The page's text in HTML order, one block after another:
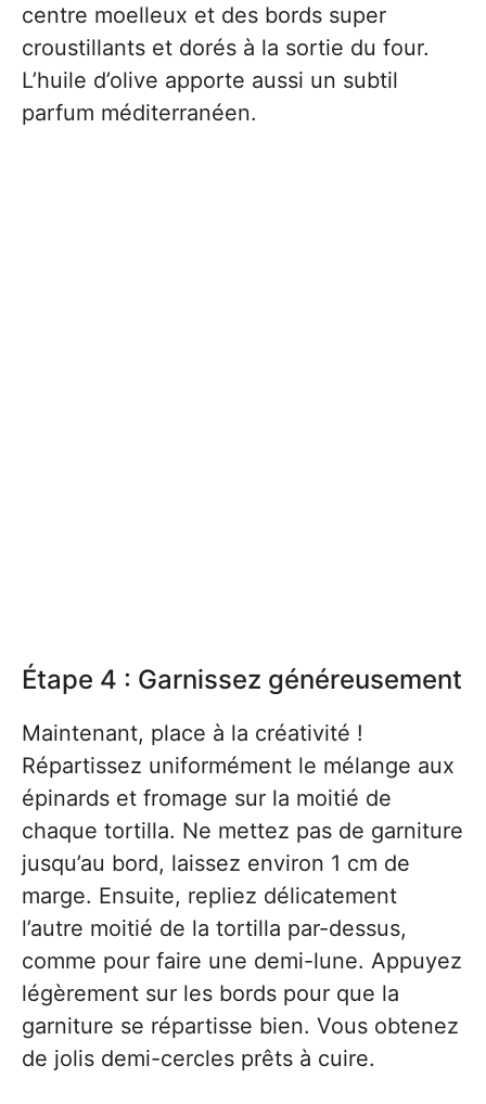
centre moelleux et des bords super
croustillants et dorés à la sortie du four.
L’huile d’olive apporte aussi un subtil
parfum méditerranéen.
Étape 4 : Garnissez généreusement
Maintenant, place à la créativité !
Répartissez uniformément le mélange aux
épinards et fromage sur la moitié de
chaque tortilla. Ne mettez pas de garniture
jusqu’au bord, laissez environ 1 cm de
marge. Ensuite, repliez délicatement
l’autre moitié de la tortilla par-dessus,
comme pour faire une demi-lune. Appuyez
légèrement sur les bords pour que la
garniture se répartisse bien. Vous obtenez
de jolis demi-cercles prêts à cuire.